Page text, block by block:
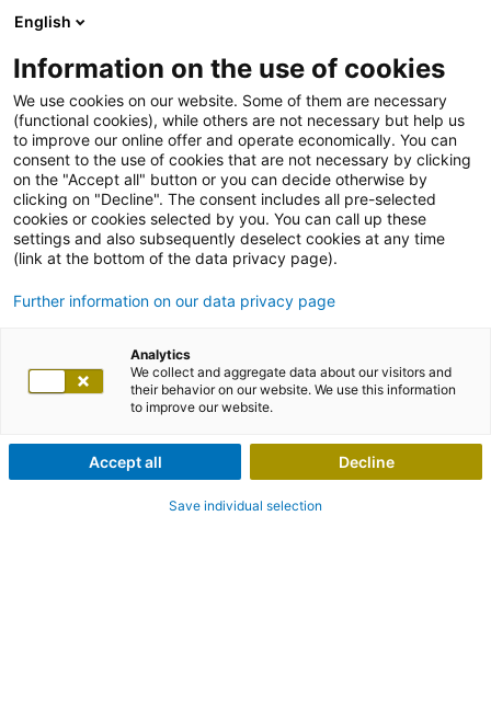
English
Information on the use of cookies
We use cookies on our website. Some of them are necessary
(functional cookies), while others are not necessary but help us
to improve our online offer and operate economically. You can
consent to the use of cookies that are not necessary by clicking
on the "Accept all" button or you can decide otherwise by
clicking on "Decline". The consent includes all pre-selected
cookies or cookies selected by you. You can call up these
settings and also subsequently deselect cookies at any time
(link at the bottom of the data privacy page).
Further information on our data privacy page
Analytics
We collect and aggregate data about our visitors and
their behavior on our website. We use this information
to improve our website.
Accept all Decline
Save individual selection